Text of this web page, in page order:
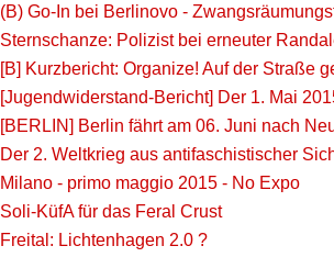
(B) Go-In bei Berlinovo -
Sternschanze: Polizist bei erneuter
[B] Kurzbericht: Organize! Auf der Straße
[Jugendwiderstand-Bericht] Der 1. Mai
[BERLIN] Berlin fährt am 06. Juni nach
Der 2. Weltkrieg aus antifaschistischer
Milano - primo maggio 2015 - No Expo
Soli-KüfA für das Feral Crust
Freital: Lichtenhagen 2.0 ?